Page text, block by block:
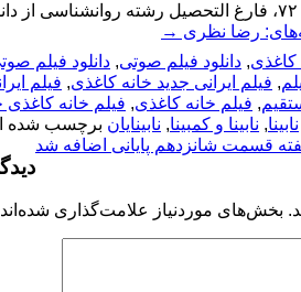
رضا نظری →
کاغذی, دانلود فیلم صوتی, دانلود فیلم
, فیلم ایرانی جدید خانه کاغذی, فیلم
, فیلم خانه کاغذی, فیلم خانه
نابینا, نابینا و کمبینا, نابینایان برچسب شده
قسمت شانزدهم پایانی اضافه شد
بخش‌های موردنیاز علامت‌گذاری شده‌اند